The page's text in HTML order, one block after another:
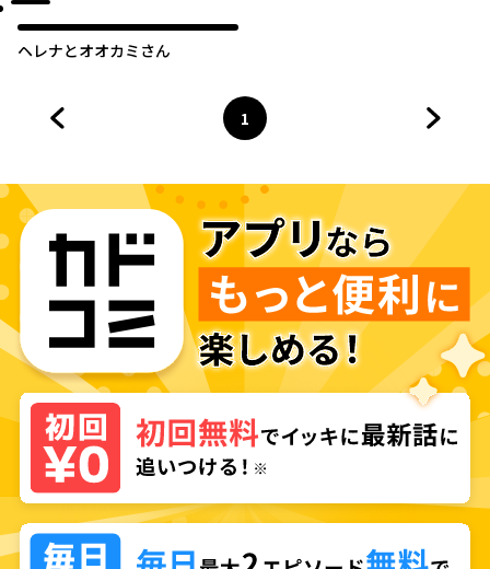
ヘレナとオオカミさん
ページ
1
へ